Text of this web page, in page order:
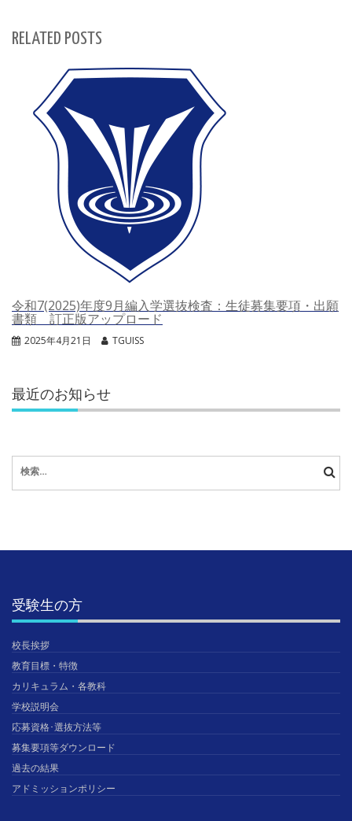
RELATED POSTS
令和7(2025)年度9月編入学選抜検査：生徒募集要項・出願
書類 訂正版アップロード
2025年4月21日 TGUISS
最近のお知らせ
索:
受験生の方
校長挨拶
教育目標・特徴
カリキュラム・各教科
学校説明会
応募資格･選抜方法等
募集要項等ダウンロード
過去の結果
アドミッションポリシー